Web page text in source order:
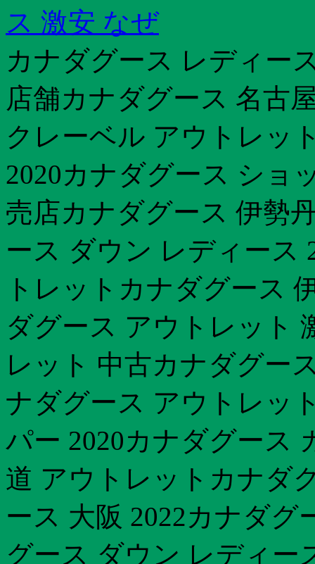
ス 激安 なぜ
カナダグース レディー
店舗カナダグース 名古
クレーベル アウトレッ
2020カナダグース ショ
売店カナダグース 伊勢
ース ダウン レディース
トレットカナダグース
ダグース アウトレット
レット 中古カナダグー
ナダグース アウトレッ
パー 2020カナダグース
道 アウトレットカナダ
ース 大阪 2022カナダ
グース ダウン レディー